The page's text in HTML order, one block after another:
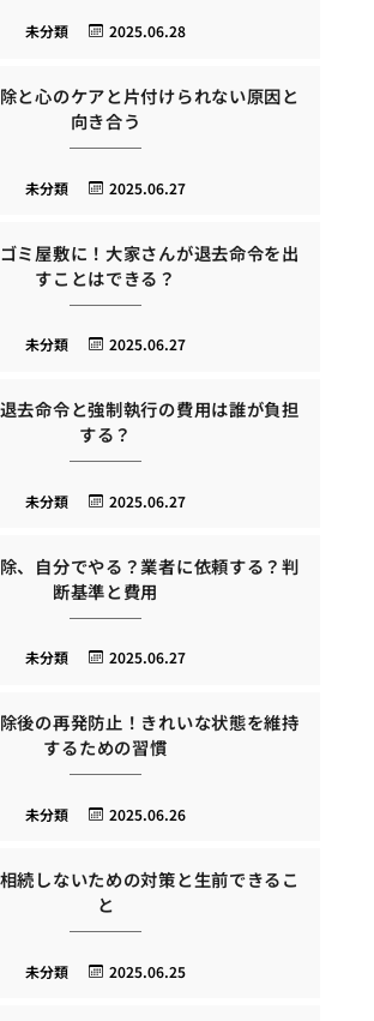
2025.06.28
未分類
と心のケアと片付けられない原因と
向き合う
2025.06.27
未分類
ミ屋敷に！大家さんが退去命令を出
すことはできる？
2025.06.27
未分類
去命令と強制執行の費用は誰が負担
する？
2025.06.27
未分類
、自分でやる？業者に依頼する？判
断基準と費用
2025.06.27
未分類
後の再発防止！きれいな状態を維持
するための習慣
2025.06.26
未分類
続しないための対策と生前できるこ
と
2025.06.25
未分類